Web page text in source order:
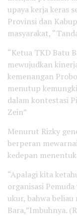
upaya kerja keras
Provinsi dan
masyarakat,
“Ketua TKD Batu
mewujudkan
kemenangan
menutup
dalam kontestasi
Zein”
Menurut Rizky
berperan
kedepan
“Apalagi kita
organisasi
ukur, bahwa
Bara,”Imbuhnya.